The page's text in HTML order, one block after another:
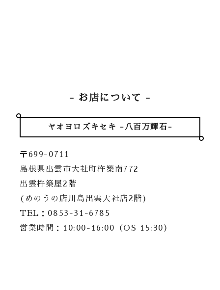
- お店について -
ヤオヨロズキセキ -八百万輝石-
〒699-0711
島根県出雲市大社町杵築南772
出雲杵築屋2階
(めのうの店川島出雲大社店2階)
TEL：0853-31-6785
営業時間：10:00-16:00（OS 15:30）